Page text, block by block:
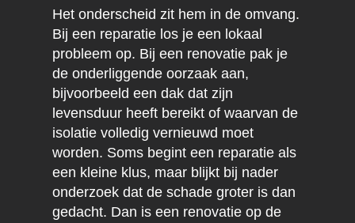
Het onderscheid zit hem in de omvang.
Bij een reparatie los je een lokaal
probleem op. Bij een renovatie pak je
de onderliggende oorzaak aan,
bijvoorbeeld een dak dat zijn
levensduur heeft bereikt of waarvan de
isolatie volledig vernieuwd moet
worden. Soms begint een reparatie als
een kleine klus, maar blijkt bij nader
onderzoek dat de schade groter is dan
gedacht. Dan is een renovatie op de